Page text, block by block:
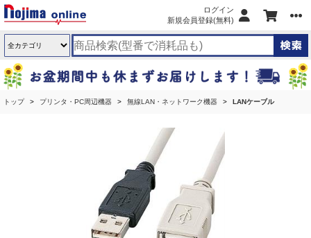
ログイン
新規会員登録(無料)
トップ プリンタ・PC周辺機器 無線LAN・ネットワーク機器 LANケーブル